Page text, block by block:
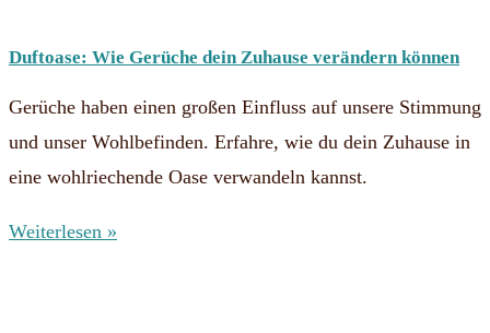
Duftoase: Wie Gerüche dein Zuhause verändern können
Gerüche haben einen großen Einfluss auf unsere Stimmung
und unser Wohlbefinden. Erfahre, wie du dein Zuhause in
eine wohlriechende Oase verwandeln kannst.
Weiterlesen »